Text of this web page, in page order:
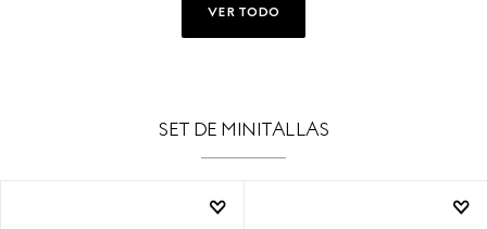
VER TODO
SET DE MINITALLAS